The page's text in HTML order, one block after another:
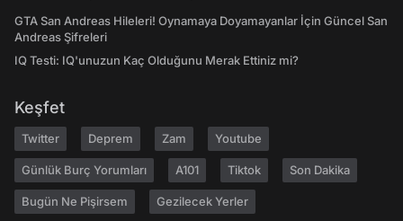
GTA San Andreas Hileleri! Oynamaya Doyamayanlar İçin Güncel San
Andreas Şifreleri
IQ Testi: IQ'unuzun Kaç Olduğunu Merak Ettiniz mi?
Keşfet
Twitter Deprem Zam Youtube
Günlük Burç Yorumları A101 Tiktok Son Dakika
Bugün Ne Pişirsem Gezilecek Yerler